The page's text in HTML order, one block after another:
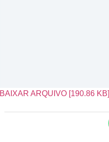
BAIXAR ARQUIVO [190.86 KB]